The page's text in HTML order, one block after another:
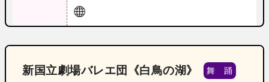
新国立劇場バレエ団《白鳥の湖》 舞 踊